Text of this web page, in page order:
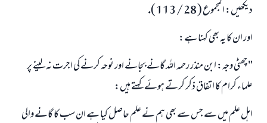
ديكھيں: المجموع ( 28 / 113 ).
اور ان كا يہ بھى كہنا ہے:
" چھٹى وجہ: ابن منذر رحمہ اللہ گانے بجانے اور نوحہ كرنے كى اجرت نہ لينے پر
علماء كرام كا اتفاق ذكر كرتے ہوئے كہتے ہيں:
اہل علم ميں سے جس سے بھى ہم نے علم حاصل كيا ہے ان سب كا گانے والى